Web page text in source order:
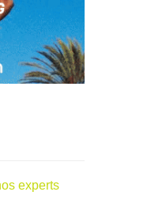
experts